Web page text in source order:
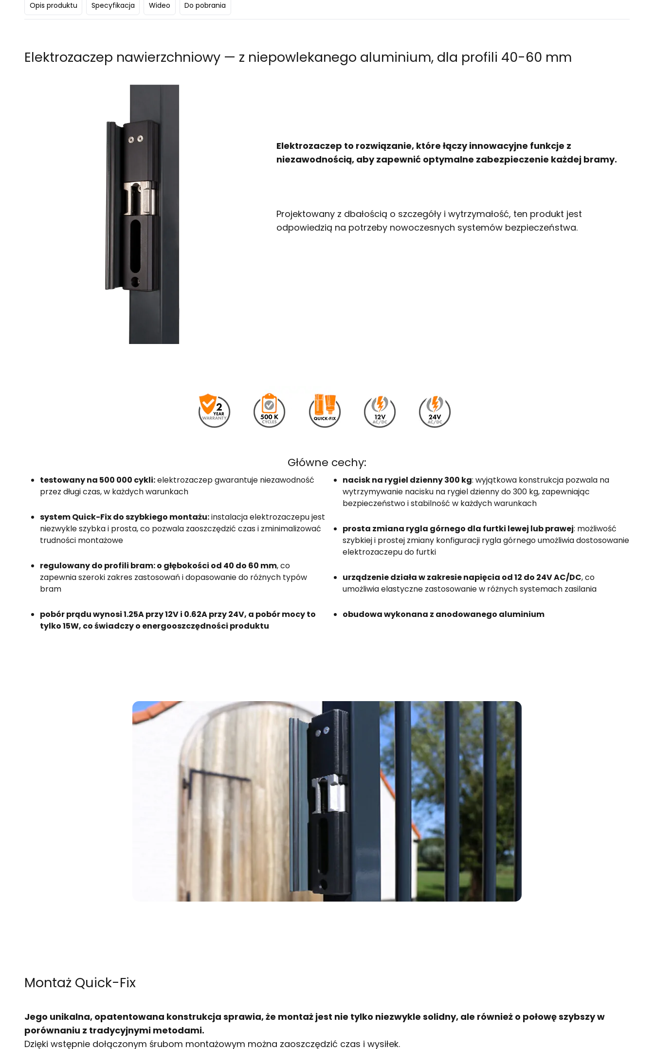
Opis produktu Specyfikacja Wideo Do pobrania
Elektrozaczep nawierzchniowy — z niepowlekanego aluminium, dla profili 40-60 mm
Elektrozaczep to rozwiązanie, które łączy innowacyjne funkcje z
niezawodnością, aby zapewnić optymalne zabezpieczenie każdej bramy.
Projektowany z dbałością o szczegóły i wytrzymałość, ten produkt jest
odpowiedzią na potrzeby nowoczesnych systemów bezpieczeństwa.
Główne cechy:
testowany na 500 000 cykli:elektrozaczep gwarantuje niezawodność
przez długi czas, w każdych warunkach
system Quick-Fix do szybkiego montażu:instalacja elektrozaczepu jest
niezwykle szybka i prosta, co pozwala zaoszczędzić czas i zminimalizować
trudności montażowe
regulowany do profili bram: o głębokości od 40 do 60 mm, co
zapewnia szeroki zakres zastosowań i dopasowanie do różnych typów
bram
pobór prądu wynosi 1.25A przy 12V i 0.62A przy 24V, a pobór mocy to
tylko 15W, co świadczy o energooszczędności produktu
nacisk na rygiel dzienny 300 kg: wyjątkowa konstrukcja pozwala na
wytrzymywanie nacisku na rygiel dzienny do 300 kg, zapewniając
bezpieczeństwo i stabilność w każdych warunkach
prosta zmiana rygla górnego dla furtki lewej lub prawej: możliwość
szybkiej i prostej zmiany konfiguracji rygla górnego umożliwia dostosowanie
elektrozaczepu do furtki
urządzenie działa w zakresie napięcia od 12 do 24V AC/DC, co
umożliwia elastyczne zastosowanie w różnych systemach zasilania
obudowa wykonana z anodowanego aluminium
Montaż Quick-Fix
Jego unikalna, opatentowana konstrukcja sprawia, że montaż jest nie tylko niezwykle solidny, ale również o połowę szybszy w
porównaniu z tradycyjnymi metodami.
Dzięki wstępnie dołączonym śrubom montażowym można zaoszczędzić czas i wysiłek.